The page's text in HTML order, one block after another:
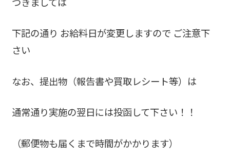
下記の通り お給料日が変更しますので ご注意下
さい
なお、提出物（報告書や買取レシート等）は
通常通り実施の翌日には投函して下さい！！
（郵便物も届くまで時間がかかります）